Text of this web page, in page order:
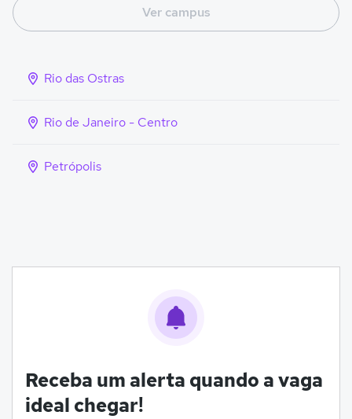
Ver campus
Rio das Ostras
Rio de Janeiro - Centro
Petrópolis
Receba um alerta quando a vaga
ideal chegar!